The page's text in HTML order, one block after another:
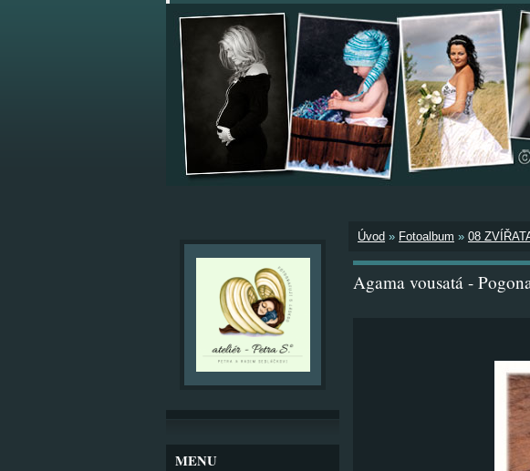
Úvod » Fotoalbum » 08
Agama vousatá -
MENU